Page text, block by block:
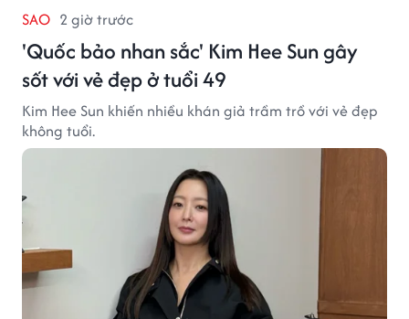
SAO 2 giờ trước
'Quốc bảo nhan sắc' Kim Hee Sun gây
sốt với vẻ đẹp ở tuổi 49
Kim Hee Sun khiến nhiều khán giả trầm trồ với vẻ đẹp
không tuổi.